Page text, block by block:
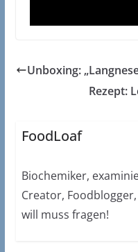
Unboxing:
Rezept:
FoodLoaf
Biochemiker,
Creator,
will muss fragen!